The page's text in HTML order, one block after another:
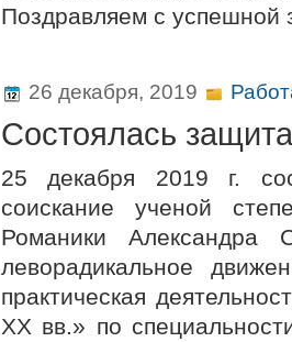
Поздравляем с успешной
26 декабря, 2019
Состоялась защита
25 декабря 2019 г.
соискание ученой
Романики Александра
леворадикальное
практическая
XX вв.» по